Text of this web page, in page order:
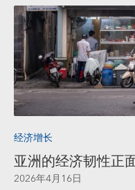
经济增长
亚洲的经济韧性正
2026年4月16日